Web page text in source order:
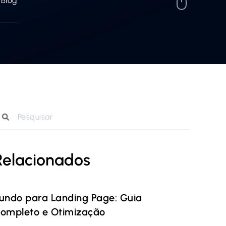
para Landing Page: Guia
e Otimização